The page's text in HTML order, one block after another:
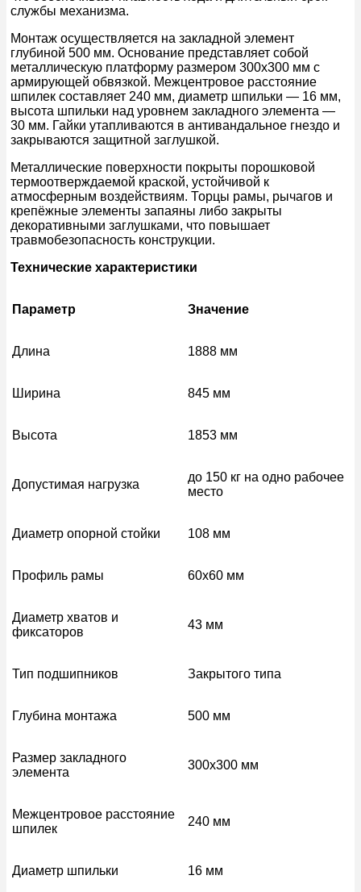
службы механизма.
Монтаж осуществляется на закладной элемент
глубиной 500 мм. Основание представляет собой
металлическую платформу размером 300х300 мм с
армирующей обвязкой. Межцентровое расстояние
шпилек составляет 240 мм, диаметр шпильки — 16 мм,
высота шпильки над уровнем закладного элемента —
30 мм. Гайки утапливаются в антивандальное гнездо и
закрываются защитной заглушкой.
Металлические поверхности покрыты порошковой
термоотверждаемой краской, устойчивой к
атмосферным воздействиям. Торцы рамы, рычагов и
крепёжные элементы запаяны либо закрыты
декоративными заглушками, что повышает
травмобезопасность конструкции.
Технические характеристики
Параметр Значение
Длина 1888 мм
Ширина 845 мм
Высота 1853 мм
Допустимая нагрузка
до 150 кг на одно рабочее
место
Диаметр опорной стойки 108 мм
Профиль рамы 60х60 мм
Диаметр хватов и
фиксаторов
43 мм
Тип подшипников Закрытого типа
Глубина монтажа 500 мм
Размер закладного
элемента
300х300 мм
Межцентровое расстояние
шпилек
240 мм
Диаметр шпильки 16 мм